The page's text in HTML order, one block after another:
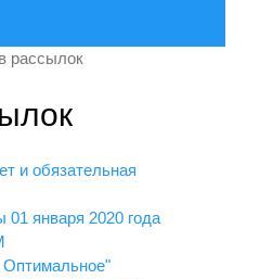
рассылок
и обязательная
января 2020 года